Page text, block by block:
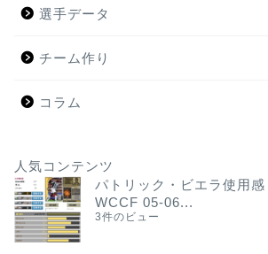
選手データ
チーム作り
コラム
人気コンテンツ
パトリック・ビエラ使用感
WCCF 05-06...
3件のビュー